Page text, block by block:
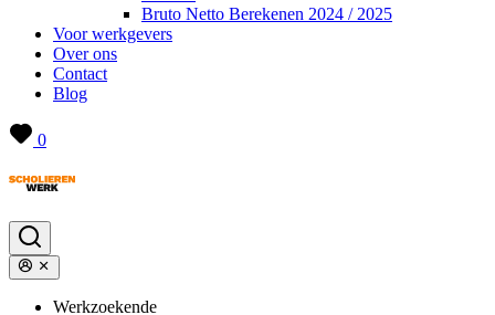
Bruto Netto Berekenen 2024 / 2025
Voor werkgevers
Over ons
Contact
Blog
0
Werkzoekende